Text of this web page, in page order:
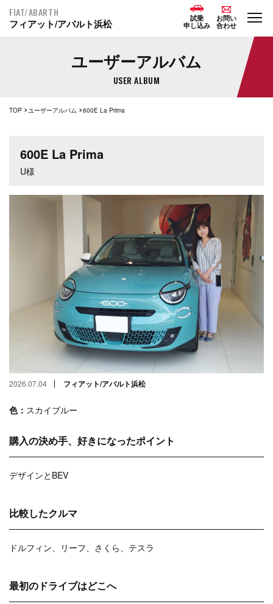
FIAT/ABARTH
フィアット/アバルト浜松
試乗
申し込み
お問い
合わせ
ユーザーアルバム
USER ALBUM
TOP ユーザーアルバム 600E La Prima
600E La Prima
U様
2026.07.04 フィアット/アバルト浜松
色： スカイブルー
購入の決め手、好きになったポイント
デザインとBEV
比較したクルマ
ドルフィン、リーフ、さくら、テスラ
最初のドライブはどこへ